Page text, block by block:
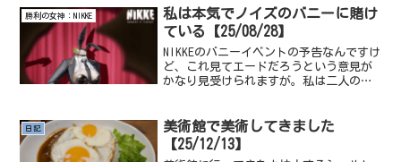
勝利の女神：NIKKE
私は本気でノイズのバニーに賭け
ている【25/08/28】
NIKKEのバニーイベントの予告なんですけ
ど、これ見てエードだろうという意見が
かなり見受けられますが。私は二人のニ
の点として眼鏡が描えがかれている点が
あり次にグラスコー...
日記
美術館で美術してきました
【25/12/13】